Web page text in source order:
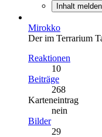
Inhalt melden
Mirokko
Der im Terrarium
Reaktionen
10
Beiträge
268
Karteneintrag
nein
Bilder
29